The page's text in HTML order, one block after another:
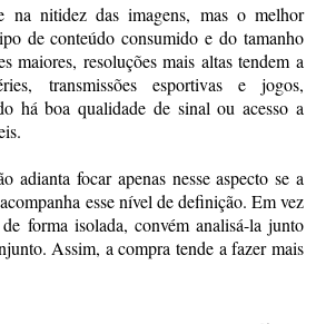
na nitidez das imagens, mas o melhor
de conteúdo consumido e do tamanho
maiores, resoluções mais altas tendem a
transmissões esportivas e jogos,
há boa qualidade de sinal ou acesso a
adianta focar apenas nesse aspecto se a
esse nível de definição. Em vez
forma isolada, convém analisá-la junto
Assim, a compra tende a fazer mais